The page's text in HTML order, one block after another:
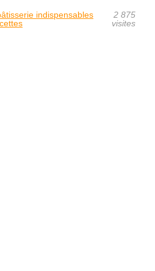
indispensables
2 875
visites